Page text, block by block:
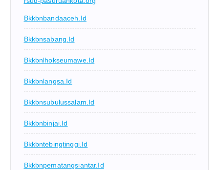
Bkkbnbandaaceh.id
Bkkbnsabang.id
Bkkbnlhokseumawe.id
Bkkbnlangsa.id
Bkkbnsubulussalam.id
Bkkbnbinjai.id
Bkkbntebingtinggi.id
Bkkbnpematangsiantar.id